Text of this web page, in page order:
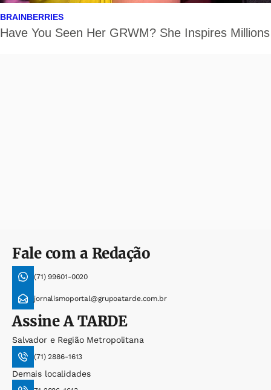
Fale com a Redação
(71) 99601-0020
jornalismoportal@grupoatarde.com.br
AssineA TARDE
Salvador e Região Metropolitana
(71) 2886-1613
Demais localidades